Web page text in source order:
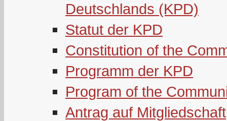
Deutschlands (KPD)
Statut der KPD
Constitution of the
Programm der KPD
Program of the
Antrag auf Mitgliedschaft